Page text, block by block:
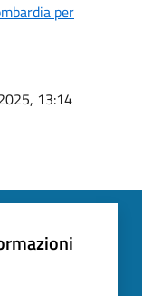
per
13:14